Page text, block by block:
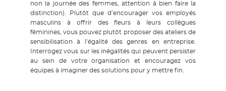
non la journée des femmes, attention à bien faire la
distinction). Plutôt que d’encourager vos employés
masculins à offrir des fleurs à leurs collègues
féminines, vous pouvez plutôt proposer des ateliers de
sensibilisation à l’égalité des genres en entreprise.
Interrogez vous sur les inégalités qui peuvent persister
au sein de votre organisation et encouragez vos
équipes à imaginer des solutions pour y mettre fin.